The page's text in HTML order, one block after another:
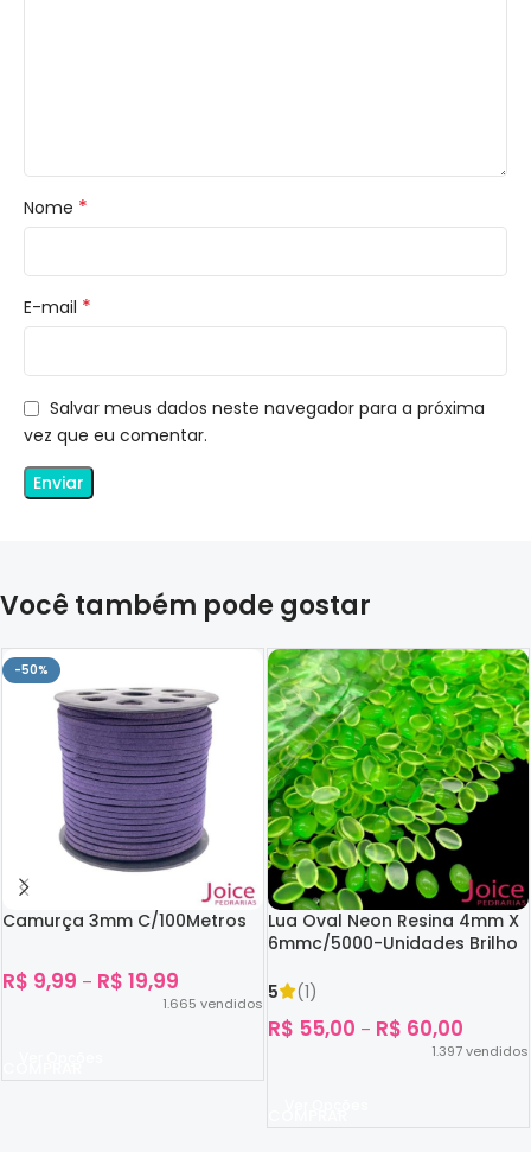
Nome *
E-mail *
Salvar meus dados neste navegador para a próxima
vez que eu comentar.
Você também pode gostar
-50%
Camurça 3mm C/100Metros
R$ 9,99 – R$ 19,99
1.665 vendidos
Lua Oval Neon Resina 4mm X
6mmc/5000-Unidades Brilho
5
(1)
R$ 55,00 – R$ 60,00
1.397vendidos